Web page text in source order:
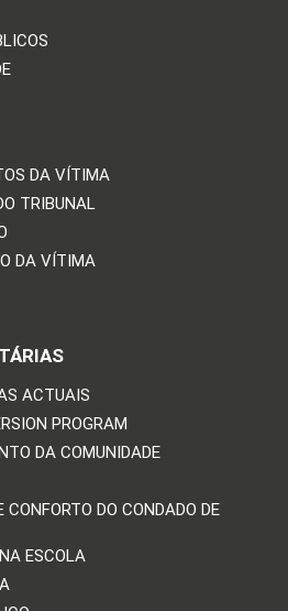
DA VÍTIMA
TRIBUNAL
DA VÍTIMA
ACTUAIS
PROGRAM
DA COMUNIDADE
CONFORTO DO CONDADO DE
ESCOLA